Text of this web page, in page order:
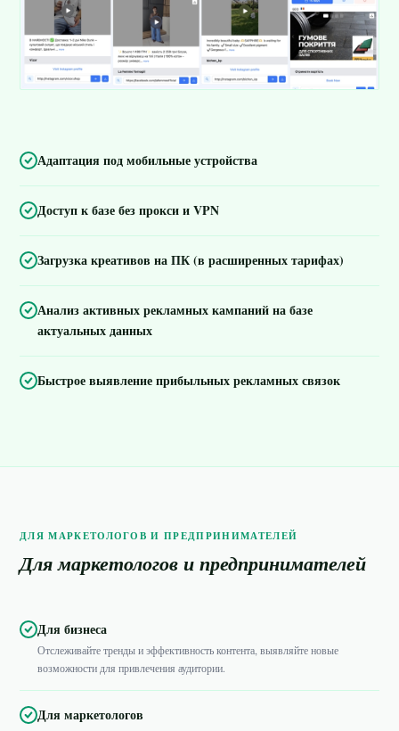
Адаптация под мобильные устройства
Доступ к базе без прокси и VPN
Загрузка креативов на ПК (в расширенных тарифах)
Анализ активных рекламных кампаний на базе
актуальных данных
Быстрое выявление прибыльных рекламных связок
ДЛЯ МАРКЕТОЛОГОВ И ПРЕДПРИНИМАТЕЛЕЙ
Для маркетологов и предпринимателей
Для бизнеса
Отслеживайте тренды и эффективность контента, выявляйте новые
возможности для привлечения аудитории.
Для маркетологов